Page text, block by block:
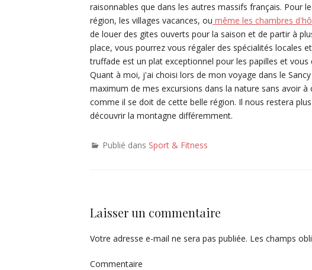
raisonnables que dans les autres massifs français. Pour
région, les villages vacances, ou même les chambres
de louer des gites ouverts pour la saison et de partir à
place, vous pourrez vous régaler des spécialités locales et
truffade est un plat exceptionnel pour les papilles et
Quant à moi, j'ai choisi lors de mon voyage dans le
maximum de mes excursions dans la nature sans avoir
comme il se doit de cette belle région. Il nous restera
découvrir la montagne différemment.
Publié dans Sport & Fitness
Laisser un commentaire
Votre adresse e-mail ne sera pas publiée. Les champs
Commentaire